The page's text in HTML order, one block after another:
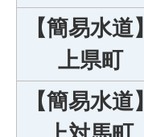
【簡易水道】
上県町
【簡易水道】